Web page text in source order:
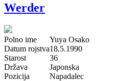
Werder
Polno ime
Yuya Osako
Datum rojstva18.5.1990
Starost
36
Država
Japonska
Pozicija
Napadalec